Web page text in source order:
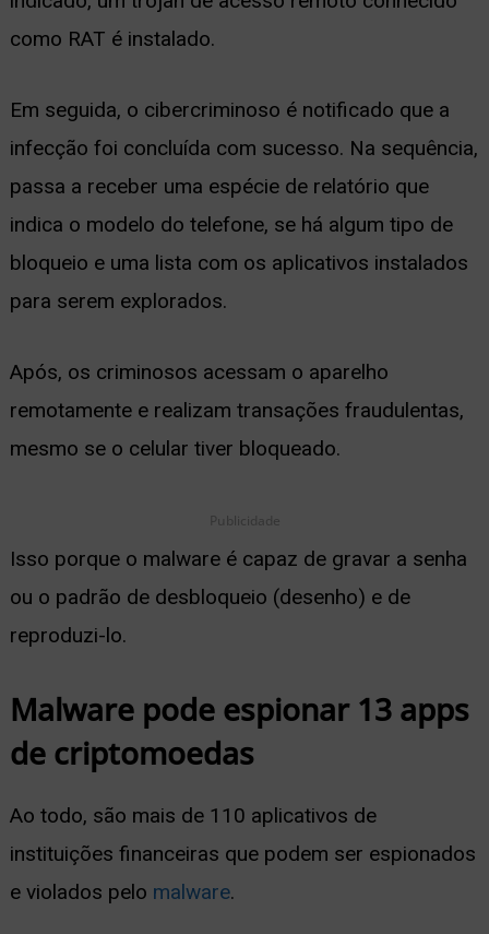
como RAT é instalado.
Em seguida, o cibercriminoso é notificado que a
infecção foi concluída com sucesso. Na sequência,
passa a receber uma espécie de relatório que
indica o modelo do telefone, se há algum tipo de
bloqueio e uma lista com os aplicativos instalados
para serem explorados.
Após, os criminosos acessam o aparelho
remotamente e realizam transações fraudulentas,
mesmo se o celular tiver bloqueado.
Publicidade
Isso porque o malware é capaz de gravar a senha
ou o padrão de desbloqueio (desenho) e de
reproduzi-lo.
Malware pode espionar 13 apps
de criptomoedas
Ao todo, são mais de 110 aplicativos de
instituições financeiras que podem ser espionados
e violados pelo malware.